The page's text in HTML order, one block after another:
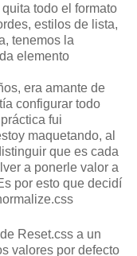
todo el formato
estilos de lista,
tenemos la
elemento
era amante de
configurar todo
fui
maquetando, al
que es cada
a ponerle valor a
por esto que decidí
Reset.css a un
valores por defecto